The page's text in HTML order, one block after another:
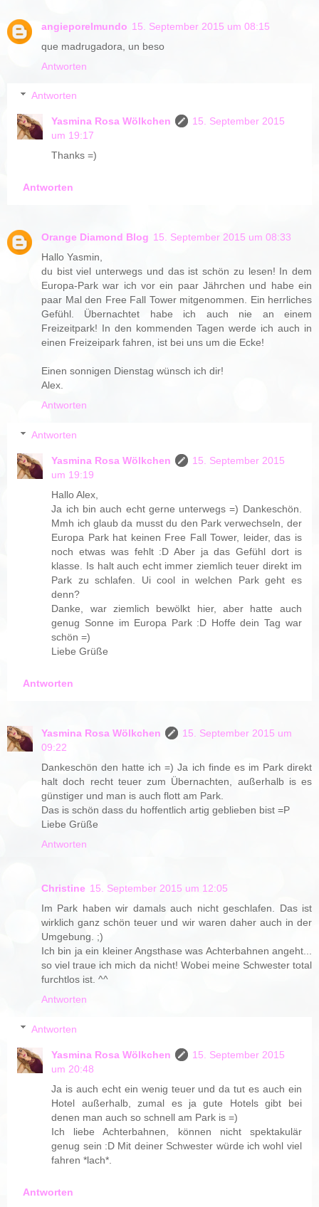
angieporelmundo 15. September 2015 um 08:15
que madrugadora, un beso
Antworten
Antworten
Yasmina Rosa Wölkchen
15. September 2015
um 19:17
Thanks =)
Antworten
Orange Diamond Blog 15. September 2015 um 08:33
Hallo Yasmin,
du bist viel unterwegs und das ist schön zu lesen! In dem
Europa-Park war ich vor ein paar Jährchen und habe ein
paar Mal den Free Fall Tower mitgenommen. Ein herrliches
Gefühl. Übernachtet habe ich auch nie an einem
Freizeitpark! In den kommenden Tagen werde ich auch in
einen Freizeipark fahren, ist bei uns um die Ecke!
Einen sonnigen Dienstag wünsch ich dir!
Alex.
Antworten
Antworten
Yasmina Rosa Wölkchen
15. September 2015
um 19:19
Hallo Alex,
Ja ich bin auch echt gerne unterwegs =) Dankeschön.
Mmh ich glaub da musst du den Park verwechseln, der
Europa Park hat keinen Free Fall Tower, leider, das is
noch etwas was fehlt :D Aber ja das Gefühl dort is
klasse. Is halt auch echt immer ziemlich teuer direkt im
Park zu schlafen. Ui cool in welchen Park geht es
denn?
Danke, war ziemlich bewölkt hier, aber hatte auch
genug Sonne im Europa Park :D Hoffe dein Tag war
schön =)
Liebe Grüße
Antworten
Yasmina Rosa Wölkchen
15. September 2015 um
09:22
Dankeschön den hatte ich =) Ja ich finde es im Park direkt
halt doch recht teuer zum Übernachten, außerhalb is es
günstiger und man is auch flott am Park.
Das is schön dass du hoffentlich artig geblieben bist =P
Liebe Grüße
Antworten
Christine 15. September 2015 um 12:05
Im Park haben wir damals auch nicht geschlafen. Das ist
wirklich ganz schön teuer und wir waren daher auch in der
Umgebung. ;)
Ich bin ja ein kleiner Angsthase was Achterbahnen angeht...
so viel traue ich mich da nicht! Wobei meine Schwester total
furchtlos ist. ^^
Antworten
Antworten
Yasmina Rosa Wölkchen
15. September 2015
um 20:48
Ja is auch echt ein wenig teuer und da tut es auch ein
Hotel außerhalb, zumal es ja gute Hotels gibt bei
denen man auch so schnell am Park is =)
Ich liebe Achterbahnen, können nicht spektakulär
genug sein :D Mit deiner Schwester würde ich wohl viel
fahren *lach*.
Antworten